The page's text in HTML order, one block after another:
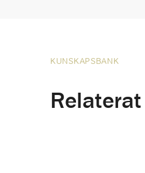
KUNSKAPSBANK